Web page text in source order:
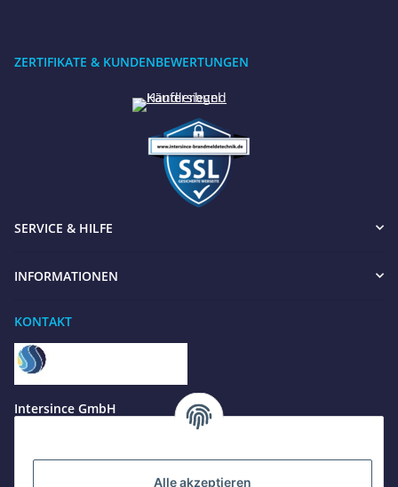
Wir sind gerne für Sie da
Jetzt anrufen
+49 8679 984969 - 0
werktags Mo–Fr 8:30–17:00 Uhr
WhatsApp
+49 162 5669885
ZERTIFIKATE & KUNDENBEWERTUNGEN
SERVICE & HILFE
INFORMATIONEN
KONTAKT
Intersince GmbH
84508 Burgkirchen a.d.Alz
Alle akzeptieren